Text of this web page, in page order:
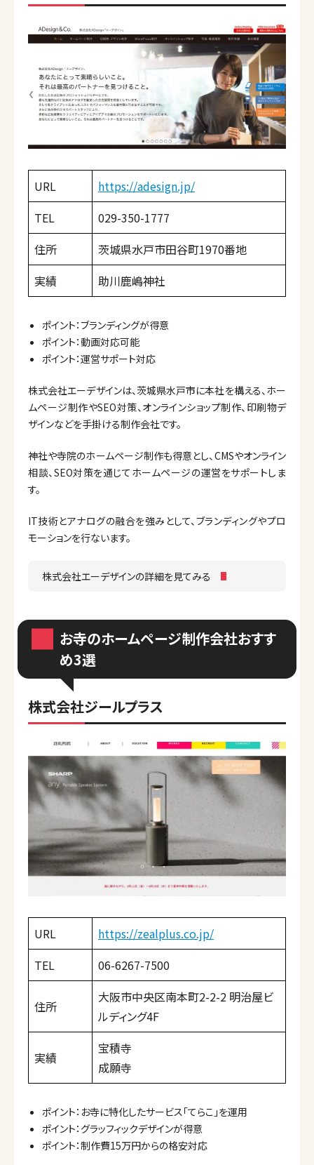
URL
https://adesign.jp/
TEL
029-350-1777
住所
茨城県水戸市田谷町1970番地
実績
助川鹿嶋神社
ポイント：ブランディングが得意
ポイント：動画対応可能
ポイント：運営サポート対応
株式会社エーデザインは、茨城県水戸市に本社を構える、ホー
ムページ制作やSEO対策、オンラインショップ制作、印刷物デ
ザインなどを手掛ける制作会社です。
神社や寺院のホームページ制作も得意とし、CMSやオンライン
相談、SEO対策を通じてホームページの運営をサポートしま
す。
IT技術とアナログの融合を強みとして、ブランディングやプロ
モーションを行ないます。
株式会社エーデザインの詳細を見てみる
お寺のホームページ制作会社おすす
め3選
株式会社ジールプラス
URL
https://zealplus.co.jp/
TEL
06-6267-7500
住所
大阪市中央区南本町2-2-2 明治屋ビ
ルディング4F
実績
宝積寺
成願寺
ポイント：お寺に特化したサービス「てらこ」を運用
ポイント：グラッフィックデザインが得意
ポイント：制作費15万円からの格安対応